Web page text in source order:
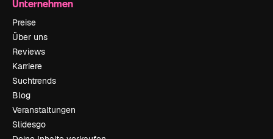
Unternehmen
Preise
Über uns
Reviews
Karriere
Suchtrends
Blog
Veranstaltungen
Slidesgo